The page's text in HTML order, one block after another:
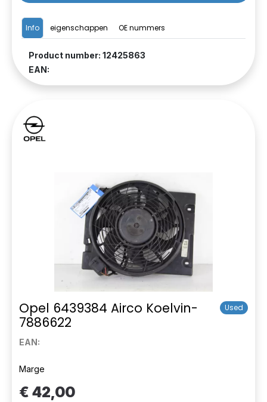
Info eigenschappen OE nummers
Product number: 12425863
EAN:
Opel 6439384 Airco Koelvin-
7886622
Used
EAN:
Marge
€ 42,00